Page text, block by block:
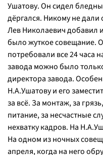
Ушатову. Он сидел
дёргался. Никому не
Лев Николаевич добавил
было жуткое совещание.
потребовали все 24 часа
завода можно было
директора завода.
Н.А.Ушатову и его
за всё. За монтаж, за
питание, за несчастные
нехватку кадров. На
На одном из ночных
апреля, когда на него